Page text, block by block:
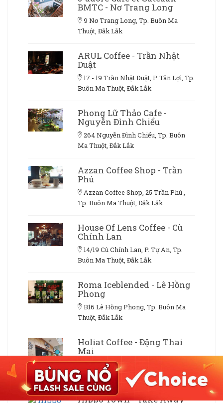
BMTC - Nơ Trang Long
9 Nơ Trang Long, Tp. Buôn Ma
Thuột, Đắk Lắk
ARUL Coffee - Trần Nhật
Duật
17 - 19 Trần Nhật Duật, P. Tân Lợi, Tp.
Buôn Ma Thuột, Đắk Lắk
Phong Lữ Thảo Cafe -
Nguyễn Đình Chiểu
264 Nguyễn Đình Chiểu, Tp. Buôn
Ma Thuột, Đắk Lắk
Azzan Coffee Shop - Trần
Phú
Azzan Coffee Shop, 25 Trần Phú ,
Tp. Buôn Ma Thuột, Đắk Lắk
House Of Lens Coffee - Cù
Chính Lan
14/19 Cù Chính Lan, P. Tự An, Tp.
Buôn Ma Thuột, Đắk Lắk
Roma Iceblended - Lê Hồng
Phong
B16 Lê Hồng Phong, Tp. Buôn Ma
Thuột, Đắk Lắk
Holiat Coffee - Đặng Thai
Mai
44 Đặng Thai Mai, Tp. Buôn Ma
Thuột, Đắk Lắk
Hippo Town - Take Away